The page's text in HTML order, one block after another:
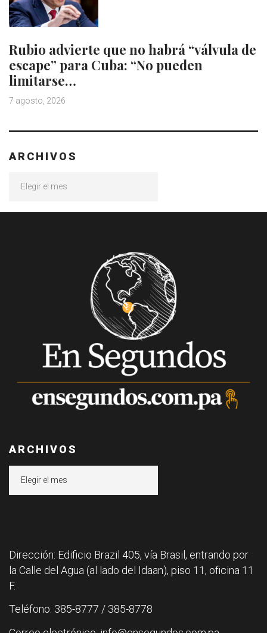
Rubio advierte que no habrá “válvula de
escape” para Cuba: “No pueden
limitarse…
7 agosto, 2026
ARCHIVOS
ARCHIVOS
Dirección: Edificio Brazil 405, vía Brasil, entrando por
la Calle del Agua (al lado del Idaan), piso 11, oficina 11
F.
Teléfono: 385-8777 / 385-8778